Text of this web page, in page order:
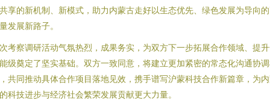
享的新机制、新模式，助力内蒙古走好以生态优先、绿色发展为导向
发展新路子。
考察调研活动气氛热烈，成果务实，为双方下一步拓展合作领域、提
级奠定了坚实基础。双方一致同意，将建立更加紧密的常态化沟通协
共同推动具体合作项目落地见效，携手谱写沪蒙科技合作新篇章，为
科技进步与经济社会繁荣发展贡献更大力量。